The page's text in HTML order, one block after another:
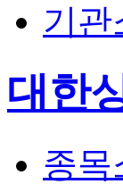
기관
대한
종목